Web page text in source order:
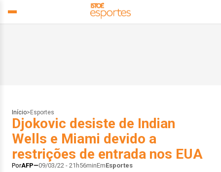
Início> Esportes
Djokovic desiste de Indian
Wells e Miami devido a
restrições de entrada nos EUA
PorAFP 09/03/22 - 21h56minEmEsportes